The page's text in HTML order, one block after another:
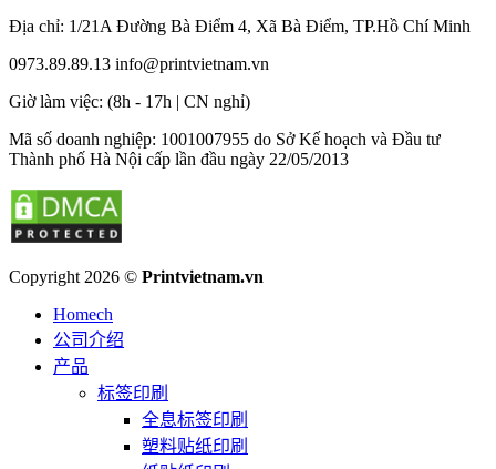
Địa chỉ: 1/21A Đường Bà Điểm 4, Xã Bà Điểm, TP.Hồ Chí Minh
0973.89.89.13 info@printvietnam.vn
​Giờ làm việc: (8h - 17h | CN nghỉ)
Mã số doanh nghiệp: 1001007955 do Sở Kế hoạch và Đầu tư
Thành phố Hà Nội cấp lần đầu ngày 22/05/2013
Copyright 2026 © Printvietnam.vn
Homech
公司介绍
产品
标签印刷
全息标签印刷
塑料贴纸印刷